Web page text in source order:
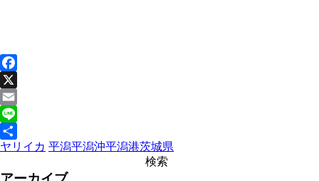
Facebook
X
Email
Line
共
ヤリイカ 平潟平潟沖平潟港茨城県